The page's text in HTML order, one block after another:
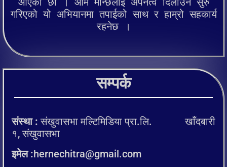
गरिएको यो अभियानमा तपाईको साथ र हाम्रो सहकार्य
रहनेछ ।
सम्पर्क
संस्था : संखुवासभा मल्टिमिडिया प्रा.लि. खाँदबारी
१, संखुवासभा
इमेल :hernechitra@gmail.com